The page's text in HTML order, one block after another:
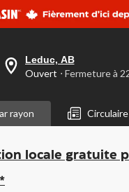
votre
est
Leduc,
AB,
Ouvert,
Fermeture
à
Leduc, AB
Ouvert ⋅
rayon Circulaire
locale gratuite